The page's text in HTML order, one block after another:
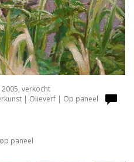
verkocht
| Olieverf | Op paneel
paneel